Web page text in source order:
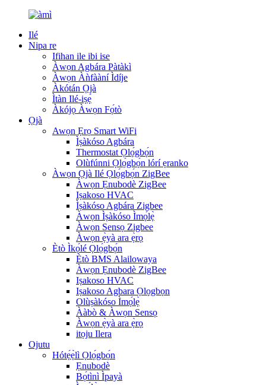
Ilé
Nipa re
Ifihan ile ibi ise
Àwọn Agbára Pàtàkì
Àwọn Àǹfààní Ìdíje
Àkótán Ọjà
Ìtàn Ilé-iṣẹ́
Àkójọ Àwọn Fọ́tò
Ọjà
Awọn Ẹrọ Smart WiFi
Ìṣàkóso Agbára
Thermostat Ọlọ́gbọ́n
Olùfúnni Ọlọ́gbọ́n lórí ẹranko
Àwọn Ọjà Ilé Ọlọ́gbọ́n ZigBee
Àwọn Ẹnubodè ZigBee
Iṣakoso HVAC
Ìṣàkóso Agbára Zigbee
Àwọn Ìṣàkóso Ìmọ́lẹ̀
Àwọn Sensọ Zigbee
Àwọn ẹ̀yà ara ẹ̀rọ
Ètò Ìkọ́lé Ọlọ́gbọ́n
Ètò BMS Alailowaya
Àwọn Ẹnubodè ZigBee
Iṣakoso HVAC
Iṣakoso Agbara Ọlọgbọn
Olùṣàkóso Ìmọ́lẹ̀
Ààbò & Àwọn Sensọ
Àwọn ẹ̀yà ara ẹ̀rọ
itọju Ilera
Ojutu
Hótẹ́ẹ̀lì Ọlọ́gbọ́n
Ẹnubodè
Bọ́tìnì Ìpayà